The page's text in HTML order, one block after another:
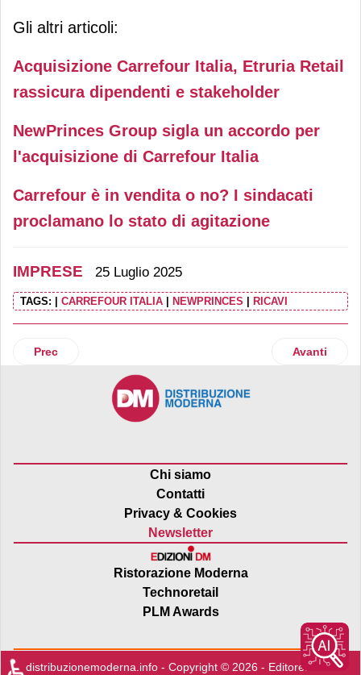
Gli altri articoli:
Acquisizione Carrefour Italia, Etruria Retail
rassicura dipendenti e stakeholder
NewPrinces Group sigla un accordo per
l'acquisizione di Carrefour Italia
Carrefour è in vendita o no? I sindacati
proclamano lo stato di agitazione
IMPRESE 25 Luglio 2025
TAGS: CARREFOUR ITALIA NEWPRINCES RICAVI
Articolo precedente: Acquisizione Carrefour Italia, Etruria
Prec Articolo
Avanti
Chi siamo
Contatti
Privacy & Cookies
Newsletter
Ristorazione Moderna
Technoretail
PLM Awards
distribuzionemoderna.info - Copyright © 2026 - Editore:Edra